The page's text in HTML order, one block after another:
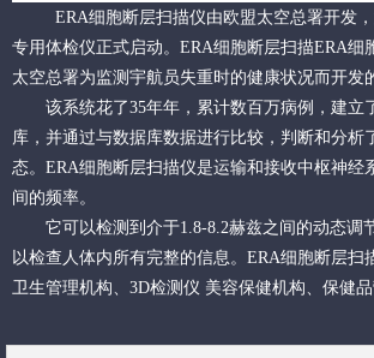
ERA细胞断层扫描仪由欧盟太空总署开发
专用体检仪正式启动。ERA细胞断层扫描ERA细
太空总署为监测宇航员失重时的健康状况而开发
该系统花了35年年，累计数百万病例，建立
库，并通过与数据库数据进行比较，判断和分析
态。ERA细胞断层扫描仪是运输和接收中枢神经
间的频率。
它可以检测到介于1.8-8.2赫兹之间的动态调
以检查人体内所有完整的信息。ERA细胞断层扫
卫生管理机构、3D检测仪 美容保健机构、保健品